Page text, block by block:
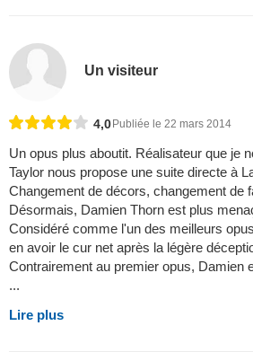
Un visiteur
4,0Publiée le 22 mars 2014
Un opus plus aboutit. Réalisateur que je
Taylor nous propose une suite directe à
Changement de décors, changement de
Désormais, Damien Thorn est plus
Considéré comme l'un des meilleurs
en avoir le cur net après la légère
Contrairement au premier opus, Damien
...
Lire plus